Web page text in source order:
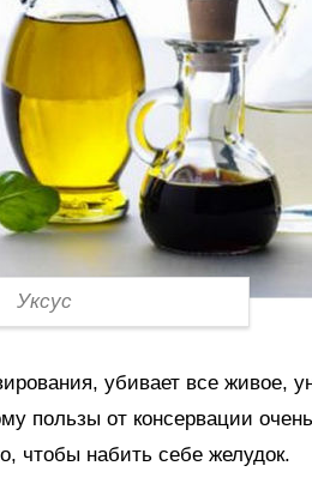
Уксус
убивает все живое,
пользы от консервации
чтобы набить себе желудок.